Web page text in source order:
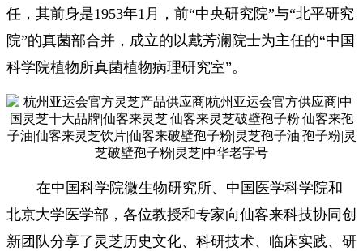
任，其前身是1953年1月，前“中央研究院”与“北平研究
院”的真菌部合并，成立的以戴芳澜院士为主任的“中国
科学院植物所真菌植物病理研究室”。
在中国科学院微生物研究所、中国医学科学院和
北京大学医学部，各位教授和专家向仙客来科技协同创
新团队分享了灵芝历史文化、科研技术、临床实践、研